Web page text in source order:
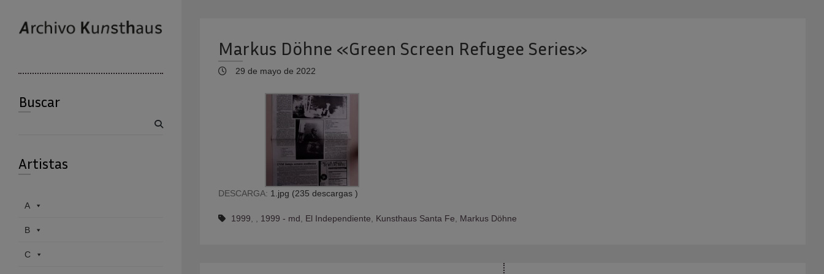
Markus Döhne «Green Screen Refugee Series»
29 de mayo de 2022
DESCARGA: 1.jpg (235 descargas )
1999 1999 - md El Independiente Kunsthaus Santa Fe Markus Döhne
Buscar
Artistas
A
B
C